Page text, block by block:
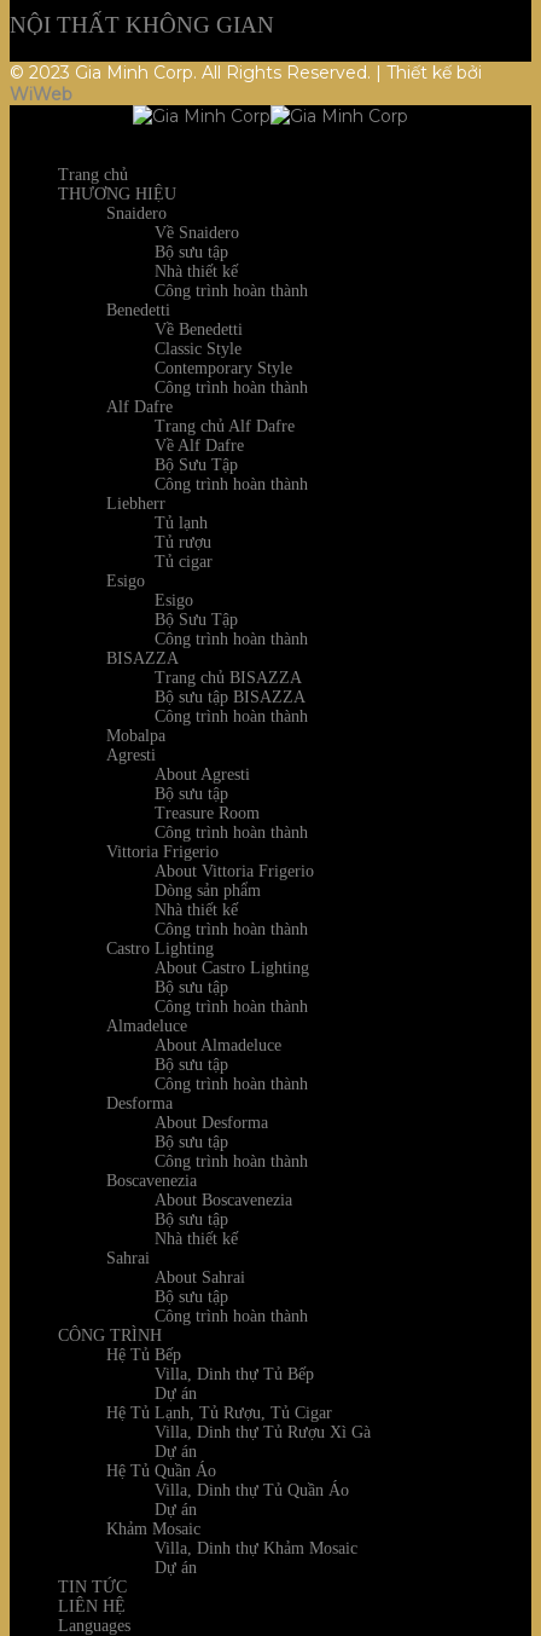
NỘI THẤT KHÔNG GIAN
© 2023 Gia Minh Corp. All Rights Reserved. | Thiết kế bởi
WiWeb
Trang chủ
THƯƠNG HIỆU
Snaidero
Về Snaidero
Bộ sưu tập
Nhà thiết kế
Công trình hoàn thành
Benedetti
Về Benedetti
Classic Style
Contemporary Style
Công trình hoàn thành
Alf Dafre
Trang chủ Alf Dafre
Về Alf Dafre
Bộ Sưu Tập
Công trình hoàn thành
Liebherr
Tủ lạnh
Tủ rượu
Tủ cigar
Esigo
Esigo
Bộ Sưu Tập
Công trình hoàn thành
BISAZZA
Trang chủ BISAZZA
Bộ sưu tập BISAZZA
Công trình hoàn thành
Mobalpa
Agresti
About Agresti
Bộ sưu tập
Treasure Room
Công trình hoàn thành
Vittoria Frigerio
About Vittoria Frigerio
Dòng sản phẩm
Nhà thiết kế
Công trình hoàn thành
Castro Lighting
About Castro Lighting
Bộ sưu tập
Công trình hoàn thành
Almadeluce
About Almadeluce
Bộ sưu tập
Công trình hoàn thành
Desforma
About Desforma
Bộ sưu tập
Công trình hoàn thành
Boscavenezia
About Boscavenezia
Bộ sưu tập
Nhà thiết kế
Sahrai
About Sahrai
Bộ sưu tập
Công trình hoàn thành
CÔNG TRÌNH
Hệ Tủ Bếp
Villa, Dinh thự Tủ Bếp
Dự án
Hệ Tủ Lạnh, Tủ Rượu, Tủ Cigar
Villa, Dinh thự Tủ Rượu Xì Gà
Dự án
Hệ Tủ Quần Áo
Villa, Dinh thự Tủ Quần Áo
Dự án
Khảm Mosaic
Villa, Dinh thự Khảm Mosaic
Dự án
TIN TỨC
LIÊN HỆ
Languages